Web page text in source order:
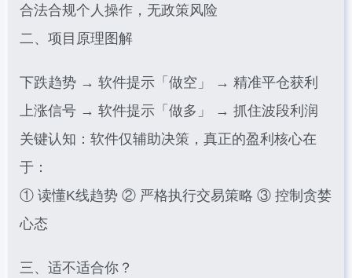
合法合规个人操作，无政策风险
二、项目原理图解
下跌趋势 → 软件提示「做空」 → 精准平仓获利
上涨信号 → 软件提示「做多」 → 抓住波段利润
关键认知：软件仅辅助决策，真正的盈利核心在
于：
① 读懂K线趋势 ② 严格执行交易策略 ③ 控制贪婪
心态
三、适不适合你？